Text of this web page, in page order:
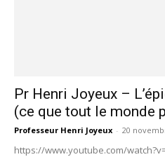
Pr Henri Joyeux –
(ce que tout le monde
Professeur Henri Joyeux - 20
https://www.youtube.com/